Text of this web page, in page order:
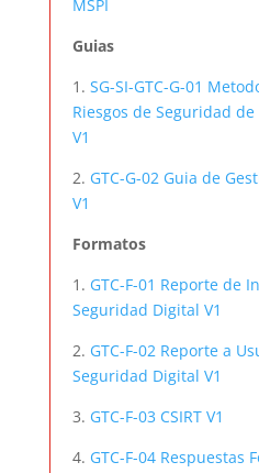
MSPI
Guias
1. SG-SI-GTC-G-01
Riesgos de Seguridad
V1
2. GTC-G-02 Guia de
V1
Formatos
1. GTC-F-01 Reporte de
Seguridad Digital V1
2. GTC-F-02 Reporte a
Seguridad Digital V1
3. GTC-F-03 CSIRT V1
4. GTC-F-04 Respuestas